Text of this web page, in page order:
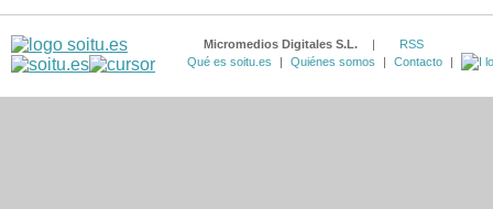
Micromedios Digitales S.L. |
RSS
Qué es soitu.es
| Quiénes somos | Contacto |